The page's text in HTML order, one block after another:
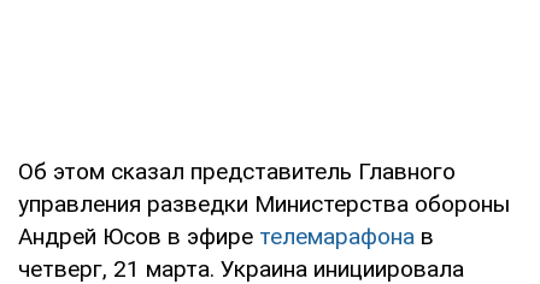
Об этом сказал представитель Главного
управления разведки Министерства обороны
Андрей Юсов в эфире телемарафона в
четверг, 21 марта. Украина инициировала